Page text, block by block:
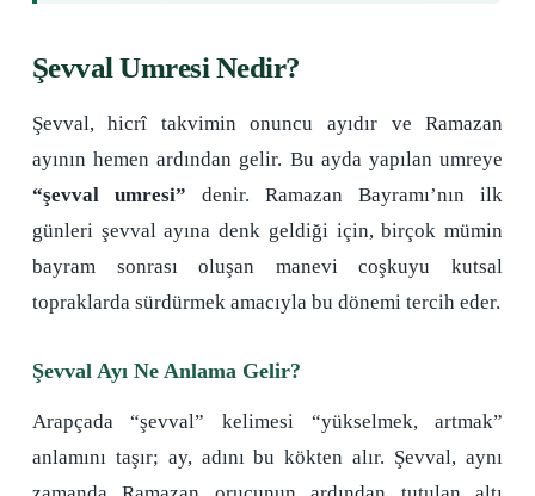
Şevval Umresi Nedir?
Şevval, hicrî takvimin onuncu ayıdır ve Ramazan
ayının hemen ardından gelir. Bu ayda yapılan umreye
“şevval umresi” denir. Ramazan Bayramı’nın ilk
günleri şevval ayına denk geldiği için, birçok mümin
bayram sonrası oluşan manevi coşkuyu kutsal
topraklarda sürdürmek amacıyla bu dönemi tercih eder.
Şevval Ayı Ne Anlama Gelir?
Arapçada “şevval” kelimesi “yükselmek, artmak”
anlamını taşır; ay, adını bu kökten alır. Şevval, aynı